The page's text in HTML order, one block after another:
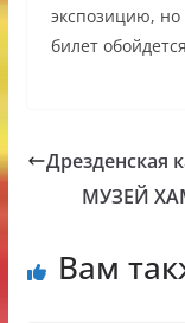
экспозицию, но
билет
Дрезденская
МУЗЕЙ
Вам